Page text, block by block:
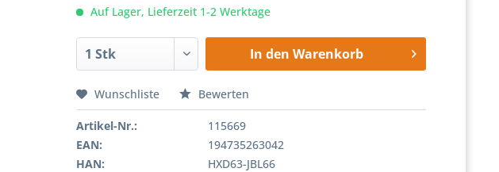
Auf Lager, Lieferzeit 1-2 Werktage
In den Warenkorb
Wunschliste Bewerten
Artikel-Nr.:
115669
EAN:
194735263042
HAN:
HXD63-JBL66